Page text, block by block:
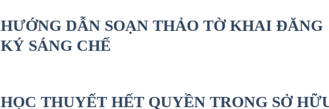
HƯỚNG DẪN SOẠN THẢO TỜ KHAI ĐĂNG
KÝ SÁNG CHẾ
HỌC THUYẾT HẾT QUYỀN TRONG SỞ